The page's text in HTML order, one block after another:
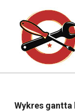
content
NavigationWykres gantta